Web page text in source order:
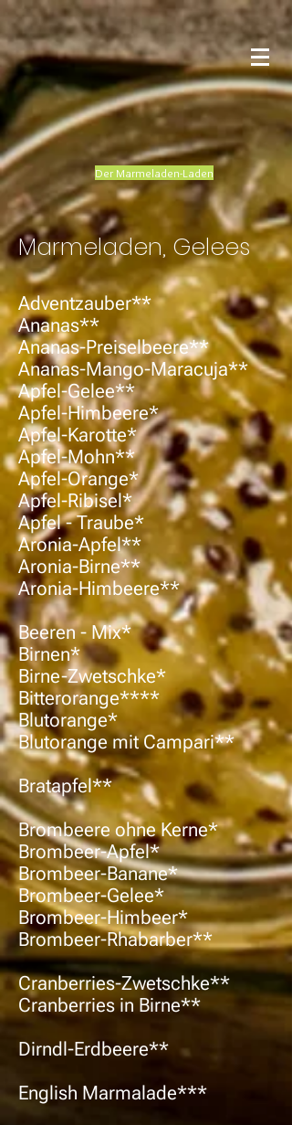
Der Marmeladen-Laden
Marmeladen, Gelees
Adventzauber**
Ananas**
Ananas-Preiselbeere**
Ananas-Mango-Maracuja**
Apfel-Gelee**
Apfel-Himbeere*
Apfel-Karotte*
Apfel-Mohn**
Apfel-Orange*
Apfel-Ribisel*
Apfel - Traube*
Aronia-Apfel**
Aronia-Birne**
Aronia-Himbeere**
Beeren - Mix*
Birnen*
Birne-Zwetschke*
Bitterorange****
Blutorange*
Blutorange mit Campari**
Bratapfel**
Brombeere ohne Kerne*
Brombeer-Apfel*
Brombeer-Banane*
Brombeer-Gelee*
Brombeer-Himbeer*
Brombeer-Rhabarber**
Cranberries-Zwetschke**
Cranberries in Birne**
Dirndl-Erdbeere**
English Marmalade***